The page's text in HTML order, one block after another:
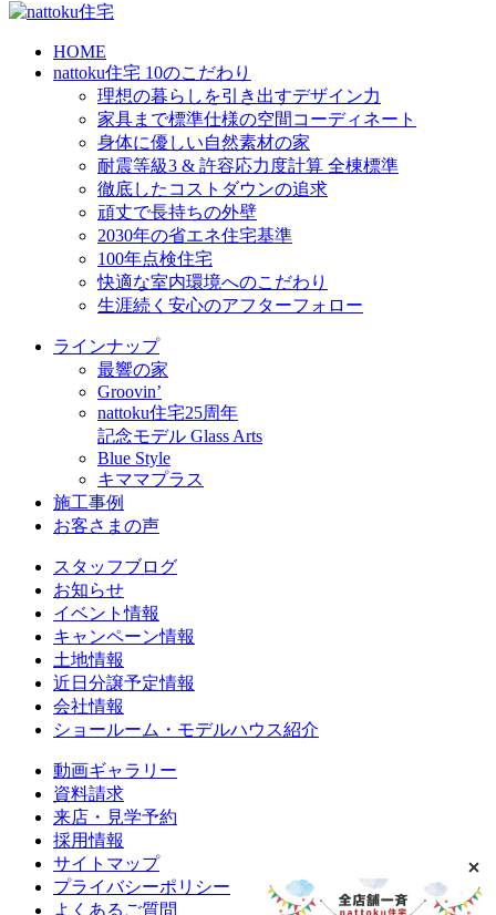
HOME
nattoku住宅 10のこだわり
理想の暮らしを引き出すデザイン力
家具まで標準仕様の空間コーディネート
身体に優しい自然素材の家
耐震等級3 & 許容応力度計算 全棟標準
徹底したコストダウンの追求
頑丈で長持ちの外壁
2030年の省エネ住宅基準
100年点検住宅
快適な室内環境へのこだわり
生涯続く安心のアフターフォロー
ラインナップ
最響の家
Groovin’
nattoku住宅25周年
記念モデル Glass Arts
Blue Style
キママプラス
施工事例
お客さまの声
スタッフブログ
お知らせ
イベント情報
キャンペーン情報
土地情報
近日分譲予定情報
会社情報
ショールーム・モデルハウス紹介
動画ギャラリー
資料請求
来店・見学予約
採用情報
サイトマップ
プライバシーポリシー
よくあるご質問